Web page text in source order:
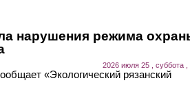
нарушения режима
2026 июля 25 , суббота ,
«Экологический рязанский